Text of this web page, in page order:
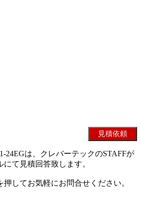
24EGは、クレバーテックのSTAFFが
て見積回答致します。
押してお気軽にお問合せください。